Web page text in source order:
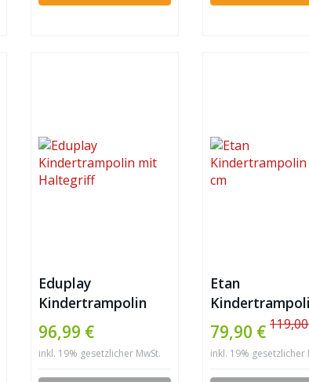
Eduplay
Kindertrampolin
mit Haltegriff
96,99 €
inkl. 19% gesetzlicher MwSt.
Etan
140 cm
79,90 €
inkl. 19% gesetzlicher